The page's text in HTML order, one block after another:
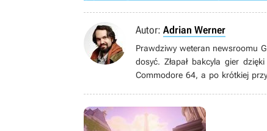
Autor: Adrian Werner
Prawdziwy weteran newsroomu
dosyć. Złapał bakcyla gier
Commodore 64, a po krótkiej
książek, seriali, filmów i komiksów.